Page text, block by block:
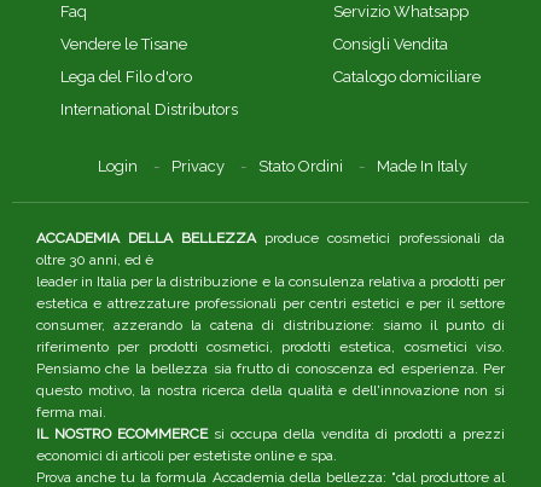
Faq
Vendere le Tisane
Lega del Filo d'oro
International Distributors
Servizio Whatsapp
Consigli Vendita
Catalogo domiciliare
Login Privacy Stato Ordini Made In Italy
ACCADEMIA DELLA BELLEZZAproduce cosmetici professionali da
oltre 30 anni, ed è
leader in Italia per la distribuzione e la consulenza relativa a prodotti per
estetica e attrezzature professionali per centri estetici e per il settore
consumer, azzerando la catena di distribuzione: siamo il punto di
riferimento per prodotti cosmetici, prodotti estetica, cosmetici viso.
Pensiamo che la bellezza sia frutto di conoscenza ed esperienza. Per
questo motivo, la nostra ricerca della qualità e dell'innovazione non si
ferma mai.
IL NOSTRO ECOMMERCEsi occupa della vendita di prodotti a prezzi
economici di articoli per estetiste online e spa.
Prova anche tu la formula Accademia della bellezza: "dal produttore al